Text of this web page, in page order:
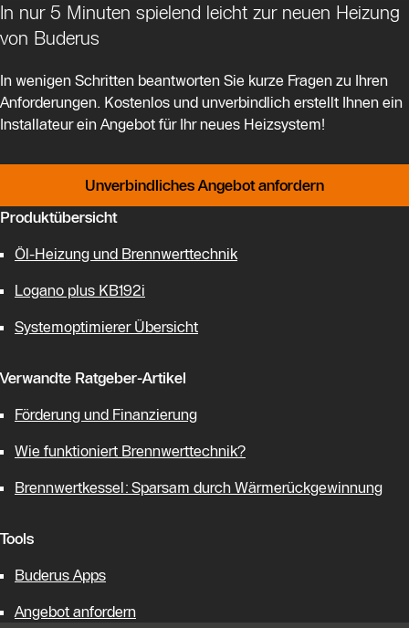
In nur 5 Minuten spielend leicht zur neuen Heizung
von Buderus
In wenigen Schritten beantworten Sie kurze Fragen zu Ihren
Anforderungen. Kostenlos und unverbindlich erstellt Ihnen ein
Installateur ein Angebot für Ihr neues Heizsystem!
Unverbindliches Angebot anfordern
Produktübersicht
Öl-Heizung und Brennwerttechnik
Logano plus KB192i
Systemoptimierer Übersicht
Verwandte Ratgeber-Artikel
Förderung und Finanzierung
Wie funktioniert Brennwerttechnik?
Brennwertkessel: Sparsam durch Wärmerückgewinnung
Tools
Buderus Apps
Angebot anfordern